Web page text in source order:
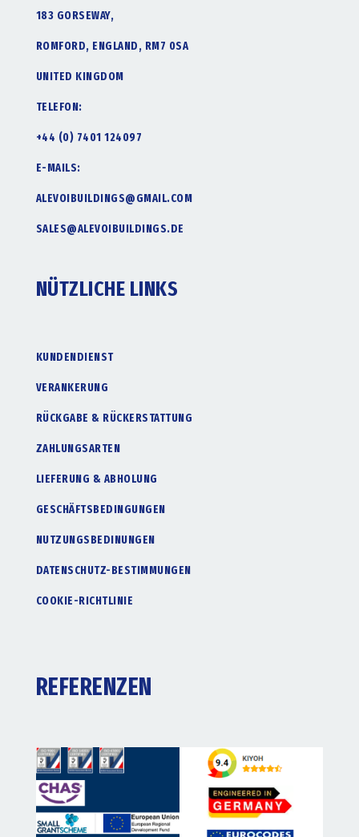
183 GORSEWAY,
ROMFORD, ENGLAND, RM7 0SA
UNITED KINGDOM
TELEFON:
+44 (0) 7401 124097
E-MAILS:
ALEVOIBUILDINGS@GMAIL.COM
SALES@ALEVOIBUILDINGS.DE
NÜTZLICHE LINKS
KUNDENDIENST
VERANKERUNG
RÜCKGABE & RÜCKERSTATTUNG
ZAHLUNGSARTEN
LIEFERUNG & ABHOLUNG
GESCHÄFTSBEDINGUNGEN
NUTZUNGSBEDINUNGEN
DATENSCHUTZ-BESTIMMUNGEN
COOKIE-RICHTLINIE
REFERENZEN